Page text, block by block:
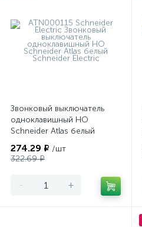
Звонковый выключатель
одноклавишный НО
Schneider Atlas белый
274.29 ₽ /шт
322.69 ₽
- +